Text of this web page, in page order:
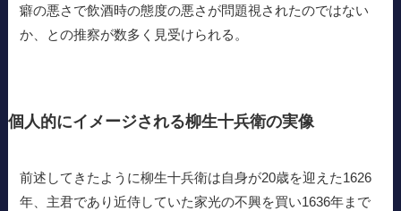
癖の悪さで飲酒時の態度の悪さが問題視されたのではない
か、との推察が数多く見受けられる。
個人的にイメージされる柳生十兵衛の実像
前述してきたように柳生十兵衛は自身が20歳を迎えた1626
年、主君であり近侍していた家光の不興を買い1636年まで